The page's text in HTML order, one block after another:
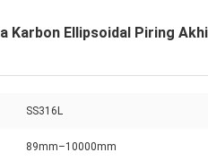
Karbon Ellipsoidal Piring
SS316L
89mm–10000mm